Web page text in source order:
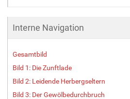
Interne Navigation
Gesamtbild
Bild 1: Die Zunftlade
Bild 2: Leidende Herbergseltern
Bild 3: Der Gewölbedurchbruch